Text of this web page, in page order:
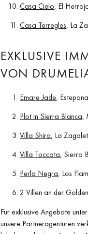
Casa Cielo, El
Casa Terregles, La
EXKLUSIVE
VON
Emare Jade,
Plot in Sierra Blanca,
Villa Shiro, La
Villa Toccata, Sierra
Perla Negra, Los
2 Villen an der
Für exklusive Angebote
unsere Partneragenturen